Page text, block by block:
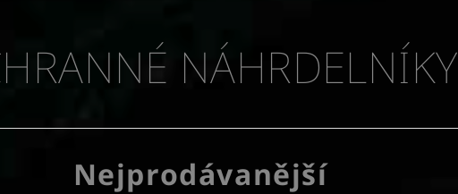
NÁHRDELNÍKY
Nejprodávanější